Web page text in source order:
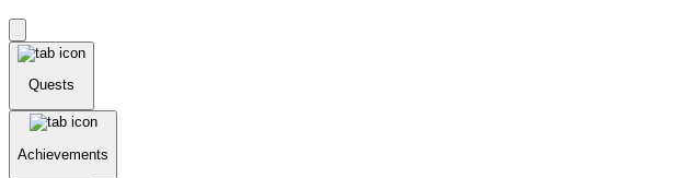
Quests
Achievements